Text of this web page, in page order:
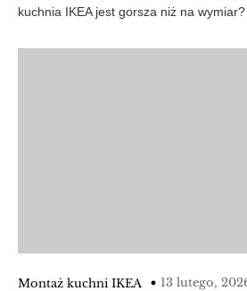
kuchnia IKEA jest gorsza niż na
Montaż kuchni IKEA 13 lutego,